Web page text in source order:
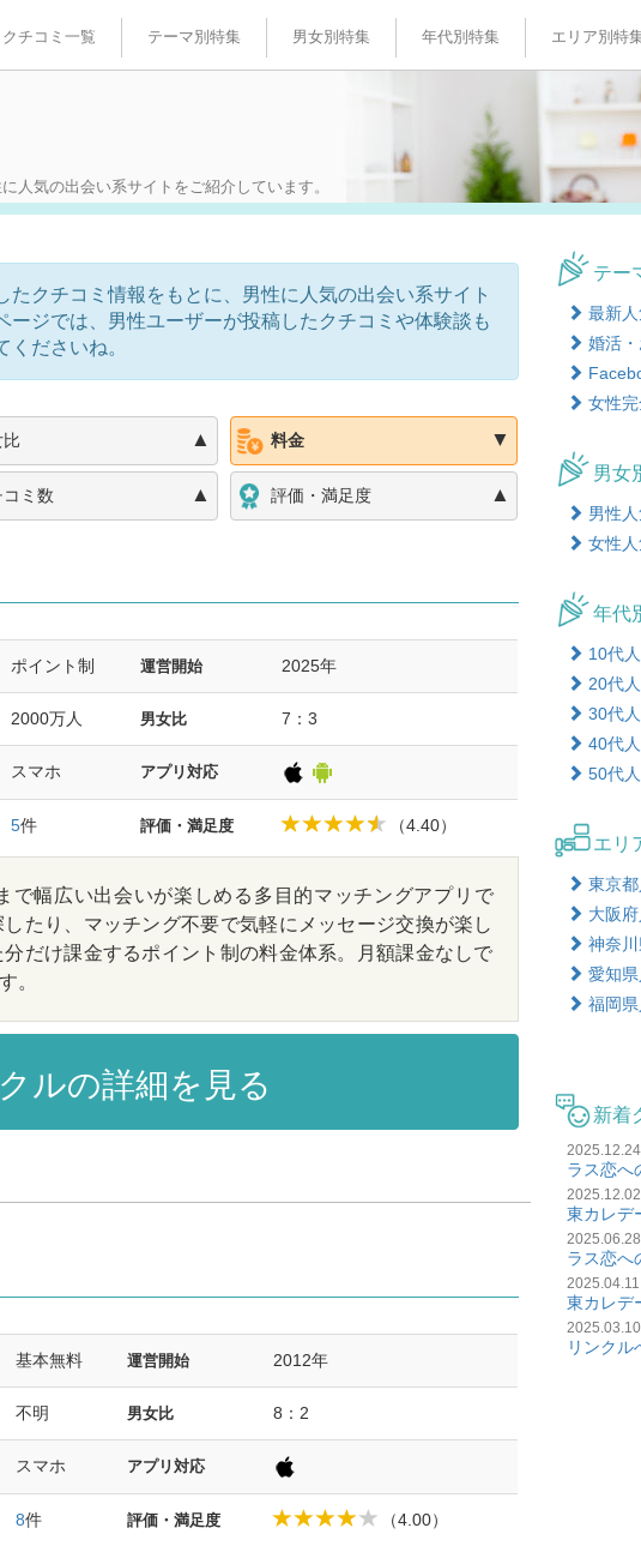
クチコミ一覧 テーマ別特集
女性完全無料特集
男女別特集 年代別特集
20代人気特集
30代人気特集
40代人気特集
エリア別特
人気の出会い系サイトをご紹介しています。
クチコミ情報をもとに、男性に人気の出会い系サイト
ージでは、男性ユーザーが投稿したクチコミや体験談も
ださいね。
比 ▲ 料金 ▼
コミ数 ▲ 評価・満足度 ▲
ポイント制 運営開始 2025年
2000万人 男女比 7：3
スマホ アプリ対応
5件 評価・満足度 （4.40）
で幅広い出会いが楽しめる多目的マッチングアプリで
たり、マッチング不要で気軽にメッセージ交換が楽し
だけ課金するポイント制の料金体系。月額課金なしで
。
ルの詳細を見る
基本無料 運営開始 2012年
不明 男女比 8：2
スマホ アプリ対応
8件 評価・満足度 （4.00）
テー
最新
婚活
女性
男女
男性
女性
年代
10代
20代
30代
40代
50代
エリ
東京
大阪
神奈
愛知
福岡
新着
2025.12.24
ラス恋へ
2025.12.02
東カレデ
2025.06.28
ラス恋へ
2025.04.11
東カレデ
2025.03.10
リンクル